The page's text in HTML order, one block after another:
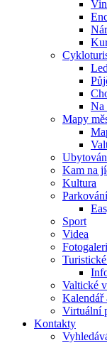
Na
Mapy
Kam na
Kultura
Sport
Videa
Valtické
Kalendář
Virtuální
Kontakty